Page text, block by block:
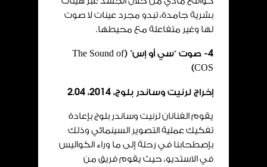
بشرية جامدة، تبدو مجرد عينات لا صوت
لها وغير متفاعلة مع محيطها.
4- صوت “سي أو إس” (The Sound of
COS
)
إخراج لرنيت وساندر بلوج، 2014، 2.04
يقوم الفنانان لرنيت وساندر بلوج بإعادة
تفكيك عملية التصوير السينمائي وذلك
بإصطحابنا في رحلة إلى ما وراء الكواليس
في الاستديو، حيث يقوم فريق من